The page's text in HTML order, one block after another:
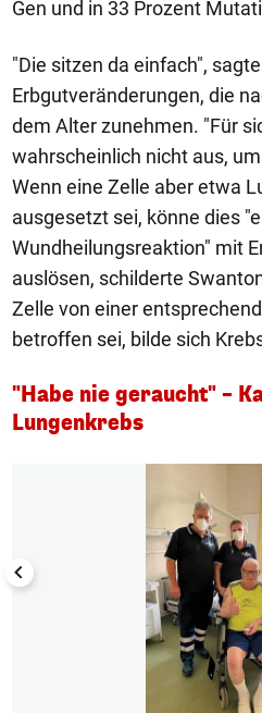
Gen und in 33 Prozent
"Die sitzen da einfach",
Erbgutveränderungen, die
dem Alter zunehmen. "Für
wahrscheinlich nicht aus,
Wenn eine Zelle aber etwa
ausgesetzt sei, könne dies
Wundheilungsreaktion" mit
auslösen, schilderte
Zelle von einer
betroffen sei, bilde sich
"Habe nie geraucht" –
Lungenkrebs
1/5